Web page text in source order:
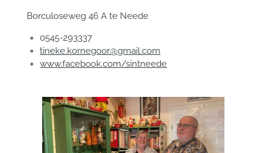
Borculoseweg 46 A te Neede
0545-293337
tineke.kornegoor@gmail.com
www.facebook.com/sintneede